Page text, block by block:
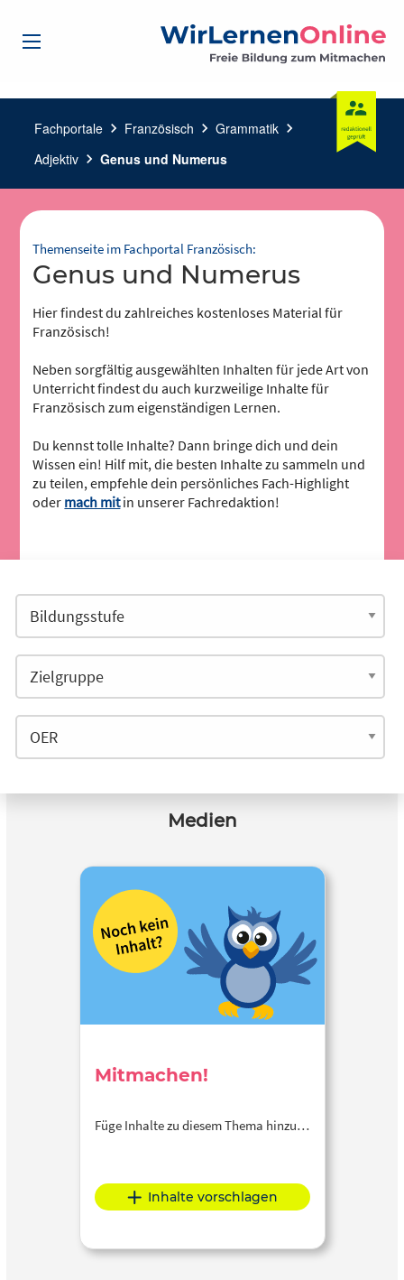
Fachportale chevron_right Französisch chevron_right Grammatik chevron_right
Adjektiv chevron_right Genus und Numerus
Themenseite im Fachportal Französisch:
Genus und Numerus
Hier findest du zahlreiches kostenloses Material für
Französisch!
Neben sorgfältig ausgewählten Inhalten für jede Art von
Unterricht findest du auch kurzweilige Inhalte für
Französisch zum eigenständigen Lernen.
Du kennst tolle Inhalte? Dann bringe dich und dein
Wissen ein! Hilf mit, die besten Inhalte zu sammeln und
zu teilen, empfehle dein persönliches Fach-Highlight
oder mach mitin unserer Fachredaktion!
Medien
Mitmachen!
Füge Inhalte zu diesem Thema hinzu…
Inhalte vorschlagen